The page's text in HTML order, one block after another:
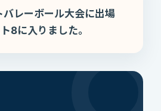
レーボール大会に出場
8に入りました。